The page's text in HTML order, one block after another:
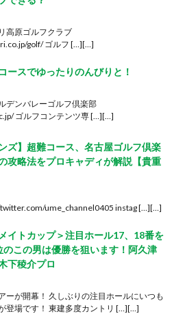
高原ゴルフクラブ
golf/ ゴルフ […][…]
ースでゆったりのんびりと！
デンバレーゴルフ倶楽部
ゴルフコンテンツ専 […][…]
ズ】超難コース、名古屋ゴルフ倶楽
攻略法をプロキャディが解説【貴重
ume_channel0405 instag […][…]
イトカップ＞注目ホール17、18番を
のこの男は優勝を狙います！阿久津
下稜介プロ
ーが開幕！ 久しぶりの注目ホールにいつも
登場です！ 東建多度カントリ […][…]